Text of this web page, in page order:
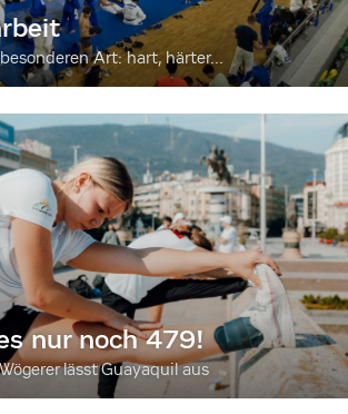
Art: hart, härter...
nur noch 479!
lässt Guayaquil aus